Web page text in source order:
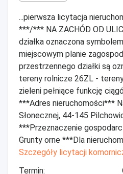
...pierwsza licytacja
***/*** NA ZACHÓD OD
działka oznaczona
miejscowym planie
przestrzennego działki są
tereny rolnicze 26ZL -
zieleni pełniące funkcję
***Adres nieruchomości***
Słonecznej, 44-145
***Przeznaczenie
Grunty orne ***Dla
Szczegóły licytacji
Termin: